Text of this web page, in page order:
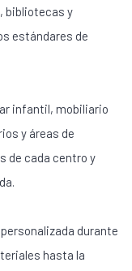
bibliotecas y
estándares de
infantil, mobiliario
y áreas de
de cada centro y
personalizada durante
hasta la